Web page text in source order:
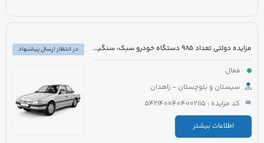
مزایده دولتی تعداد 985 دستگاه خودرو سبک، سنگین و موتورسیکلت
فعال
سیستان و بلوچستان - زاهدان
کد مزایده : 5421400404002115
اطلاعات بیشتر
در انتظار ارسال پیشنهاد